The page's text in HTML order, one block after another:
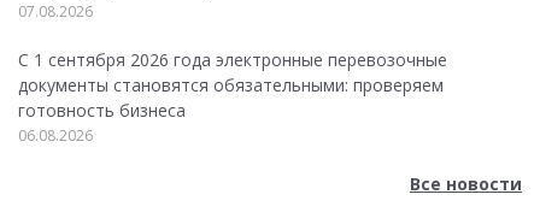
07.08.2026
С 1 сентября 2026 года электронные перевозочные
документы становятся обязательными: проверяем
готовность бизнеса
06.08.2026
Все новости